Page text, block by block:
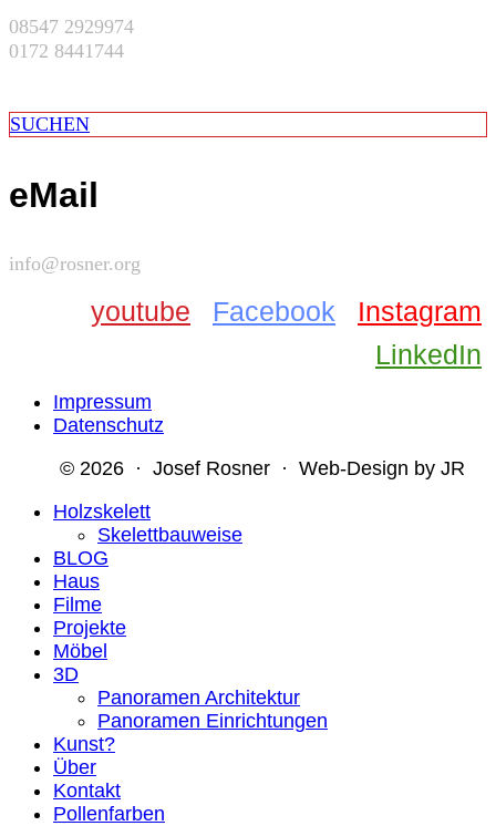
08547 2929974
0172 8441744
SUCHEN
eMail
info@rosner.org
youtube Facebook
Instagram
LinkedIn
Impressum
Datenschutz
© 2026 · Josef Rosner · Web-Design by JR
Holzskelett
Skelettbauweise
BLOG
Haus
Filme
Projekte
Möbel
3D
Panoramen Architektur
Panoramen Einrichtungen
Kunst?
Über
Kontakt
Pollenfarben